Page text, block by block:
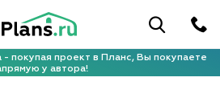
- покупая проект в Планс, Вы покупаете
у автора!